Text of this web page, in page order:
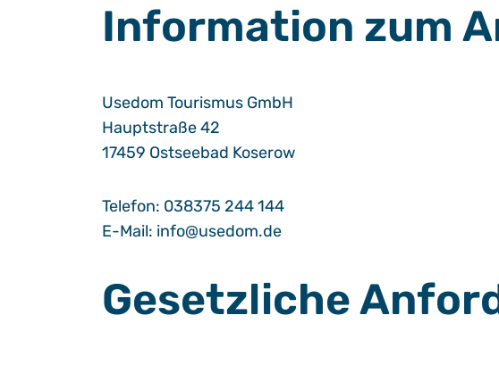
Information zum
Usedom Tourismus GmbH
Hauptstraße 42
17459 Ostseebad Koserow
Telefon: 038375 244 144
E-Mail: info@usedom.de
Gesetzliche